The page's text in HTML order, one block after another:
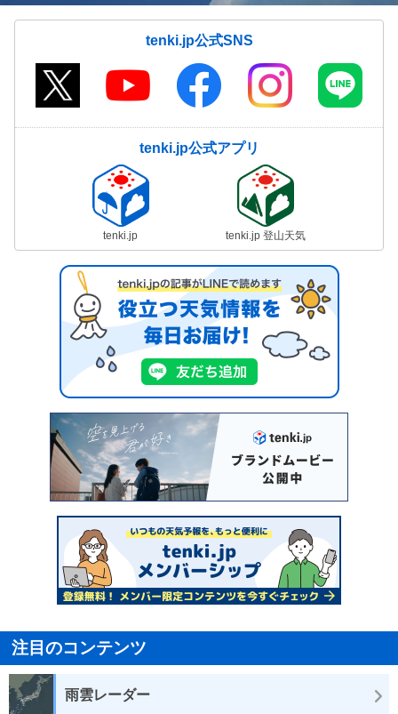
tenki.jp公式SNS
tenki.jp公式アプリ
tenki.jp tenki.jp 登山天気
注目のコンテンツ
雨雲レーダー